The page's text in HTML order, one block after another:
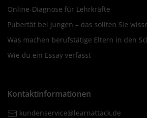
Online-Diagnose für Lehrkräfte
Pubertät bei Jungen – das sollten Sie
Was machen berufstätige Eltern in den
Wie du ein Essay verfasst
Kontaktinformationen
kundenservice@learnattack.de